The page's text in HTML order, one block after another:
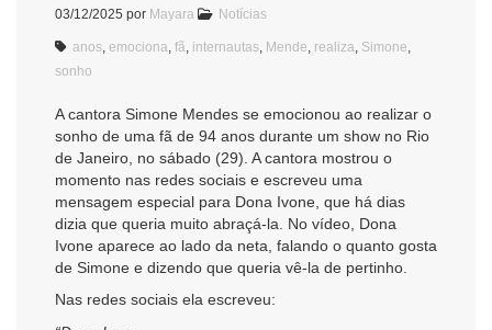
03/12/2025 por Mayara Notícias
anos emociona fã internautas Mende realiza Simone
sonho
A cantora Simone Mendes se emocionou ao realizar o
sonho de uma fã de 94 anos durante um show no Rio
de Janeiro, no sábado (29). A cantora mostrou o
momento nas redes sociais e escreveu uma
mensagem especial para Dona Ivone, que há dias
dizia que queria muito abraçá-la. No vídeo, Dona
Ivone aparece ao lado da neta, falando o quanto gosta
de Simone e dizendo que queria vê-la de pertinho.
Nas redes sociais ela escreveu: